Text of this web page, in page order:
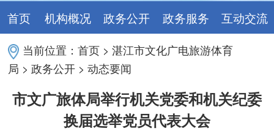
首页 机构概况 政务公开 政务服务 互动交流
当前位置：首页 >湛江市文化广电旅游体育
局 >政务公开 >动态要闻
市文广旅体局举行机关党委和机关纪委
换届选举党员代表大会